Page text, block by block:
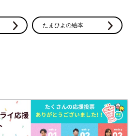
です！今回はそんなGUの、まさにコスパ
★おすすめアイテムをご紹介します。
ビー＆キッズ「秋冬の新作が激か
」「ニット・パンツ・アウター
商品と定番商品、おすすめのポイントもい
ょにご紹介します！
・子ども服の記事一覧
たまひよの絵本